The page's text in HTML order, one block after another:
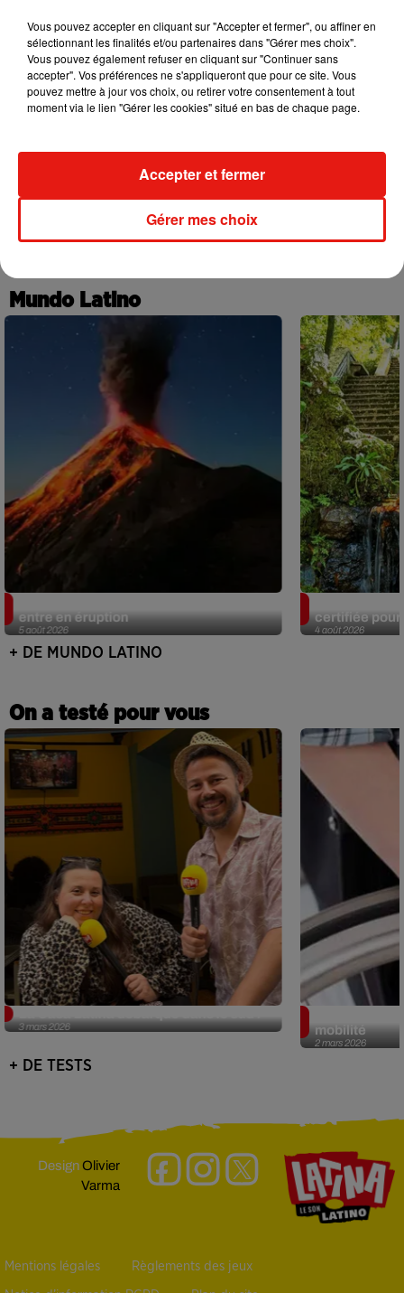
Becky G sur son nouveau single
31 juillet 2026
+ DE MUSIQUE
Mundo Latino
5 août 2026
entre en éruption
4 août 2026
certifiée pour
+ DE MUNDO LATINO
On a testé pour vous
3 mars 2026
2 mars 2026
mobilité
+ DE TESTS
DesignOlivier
Varma
Mentions légales Règlements des jeux
Vous pouvez accepter en cliquant sur "Accepter et fermer", ou affiner en
sélectionnant les finalités et/ou partenaires dans "Gérer mes choix".
Vous pouvez également refuser en cliquant sur "Continuer sans
accepter". Vos préférences ne s'appliqueront que pour ce site. Vous
pouvez mettre à jour vos choix, ou retirer votre consentement à tout
moment via le lien "Gérer les cookies" situé en bas de chaque page.
Gérer mes choix
Accepter et fermer